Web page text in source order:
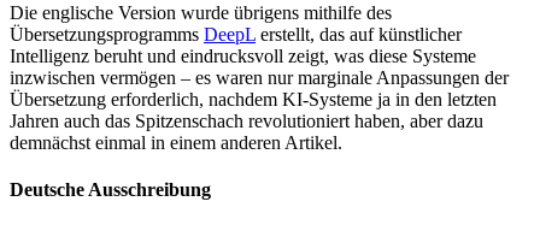
Die englische Version wurde übrigens mithilfe des
Übersetzungsprogramms DeepL erstellt, das auf künstlicher
Intelligenz beruht und eindrucksvoll zeigt, was diese Systeme
inzwischen vermögen – es waren nur marginale Anpassungen der
Übersetzung erforderlich, nachdem KI-Systeme ja in den letzten
Jahren auch das Spitzenschach revolutioniert haben, aber dazu
demnächst einmal in einem anderen Artikel.
Deutsche Ausschreibung